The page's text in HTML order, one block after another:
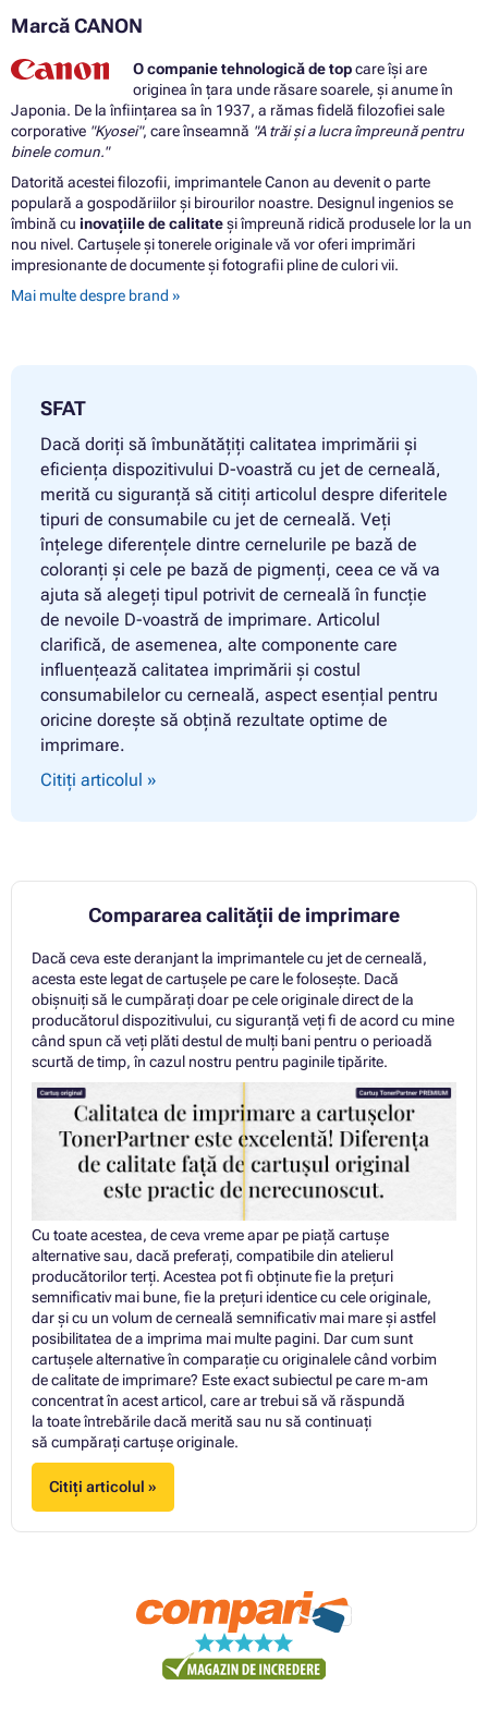
Marcă CANON
O companie tehnologică de topcare își are
originea în țara unde răsare soarele, și anume în
Japonia. De la înființarea sa în 1937, a rămas fidelă filozofiei sale
corporative "Kyosei", care înseamnă "A trăi și a lucra împreună pentru
binele comun."
Datorită acestei filozofii, imprimantele Canon au devenit o parte
populară a gospodăriilor și birourilor noastre. Designul ingenios se
îmbină cu inovațiile de calitateși împreună ridică produsele lor la un
nou nivel. Cartușele și tonerele originale vă vor oferi imprimări
impresionante de documente și fotografii pline de culori vii.
Mai multe despre brand »
SFAT
Dacă doriți să îmbunătățiți calitatea imprimării și
eficiența dispozitivului D-voastră cu jet de cerneală,
merită cu siguranță să citiți articolul despre diferitele
tipuri de consumabile cu jet de cerneală. Veți
înțelege diferențele dintre cernelurile pe bază de
coloranți și cele pe bază de pigmenți, ceea ce vă va
ajuta să alegeți tipul potrivit de cerneală în funcție
de nevoile D-voastră de imprimare. Articolul
clarifică, de asemenea, alte componente care
influențează calitatea imprimării și costul
consumabilelor cu cerneală, aspect esențial pentru
oricine dorește să obțină rezultate optime de
imprimare.
Citiți articolul »
Compararea calității de imprimare
Dacă ceva este deranjant la imprimantele cu jet de cerneală,
acesta este legat de cartușele pe care le folosește. Dacă
obișnuiți să le cumpărați doar pe cele originale direct de la
producătorul dispozitivului, cu siguranță veți fi de acord cu mine
când spun că veți plăti destul de mulți bani pentru o perioadă
scurtă de timp, în cazul nostru pentru paginile tipărite.
Cu toate acestea, de ceva vreme apar pe piață cartușe
alternative sau, dacă preferați, compatibile din atelierul
producătorilor terți. Acestea pot fi obținute fie la prețuri
semnificativ mai bune, fie la prețuri identice cu cele originale,
dar și cu un volum de cerneală semnificativ mai mare și astfel
posibilitatea de a imprima mai multe pagini. Dar cum sunt
cartușele alternative în comparație cu originalele când vorbim
de calitate de imprimare? Este exact subiectul pe care m-am
concentrat în acest articol, care ar trebui să vă răspundă
la toate întrebările dacă merită sau nu să continuați
să cumpărați cartuşe originale.
Citiți articolul »